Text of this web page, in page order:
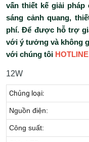
vấn thiết kế giải
sáng cảnh quang,
phí. Để được hỗ trợ
với ý tưởng và không
với chúng tôi
12W
Chủng loại:
Nguồn điện:
Công suất: